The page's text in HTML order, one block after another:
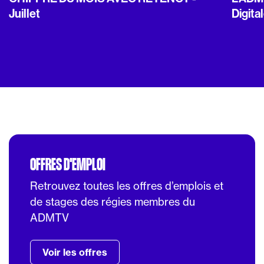
Juillet
OFFRES D'EMPLOI
Retrouvez toutes les offres d’emplois et
de stages des régies membres du
ADMTV
Voir les offres